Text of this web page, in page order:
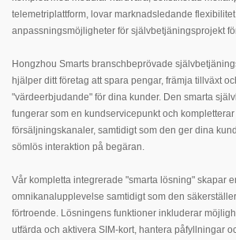
telemetriplattform, lovar marknadsledande
anpassningsmöjligheter för självbetjäningsprojekt
Hongzhou Smarts branschbeprövade
hjälper ditt företag att spara pengar, främja tillväxt
"värdeerbjudande" för dina kunder. Den smarta
fungerar som en kundservicepunkt och
försäljningskanaler, samtidigt som den ger dina
sömlös interaktion på begäran.
Vår kompletta integrerade "smarta lösning" skapar
omnikanalupplevelse samtidigt som den
förtroende. Lösningens funktioner inkluderar
utfärda och aktivera SIM-kort, hantera påfyllningar